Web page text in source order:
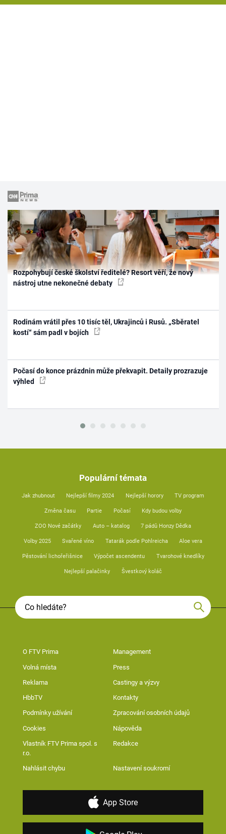
Rozpohybují české školství ředitelé? Resort věří, že nový
nástroj utne nekonečné debaty
Rodinám vrátil přes 10 tisíc těl, Ukrajinců i Rusů. „Sběratel
kostí“ sám padl v bojích
Počasí do konce prázdnin může překvapit. Detaily prozrazuje
výhled
Populární témata
Jak zhubnout Nejlepší filmy 2024 Nejlepší horory TV program
Změna času Partie Počasí Kdy budou volby
ZOO Nové začátky Auto – katalog 7 pádů Honzy Dědka
Volby 2025 Svařené víno Tatarák podle Pohlreicha Aloe vera
Pěstování lichořeřišnice Výpočet ascendentu Tvarohové knedlíky
Nejlepší palačinky Švestkový koláč
O FTV Prima Management
Volná místa Press
Reklama Castingy a výzvy
HbbTV Kontakty
Podmínky užívání Zpracování osobních údajů
Cookies Nápověda
Vlastník FTV Prima spol. s
r.o.
Redakce
Nahlásit chybu Nastavení soukromí
App Store